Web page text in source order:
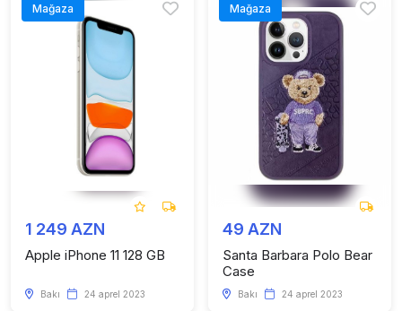
Mağaza
1 249 AZN
Apple iPhone 11 128 GB
Bakı 24 aprel 2023
Mağaza
49 AZN
Santa Barbara Polo Bear
Case
Bakı 24 aprel 2023